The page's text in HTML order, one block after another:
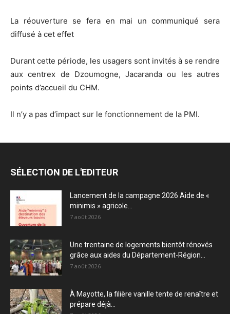
La réouverture se fera en mai un communiqué sera
diffusé à cet effet
Durant cette période, les usagers sont invités à se rendre
aux centrex de Dzoumogne, Jacaranda ou les autres
points d’accueil du CHM.
Il n’y a pas d’impact sur le fonctionnement de la PMI.
SÉLECTION DE L'EDITEUR
Lancement de la campagne 2026 Aide de «
minimis » agricole...
7 août 2026
Une trentaine de logements bientôt rénovés
grâce aux aides du Département-Région...
7 août 2026
À Mayotte, la filière vanille tente de renaître et
prépare déjà...